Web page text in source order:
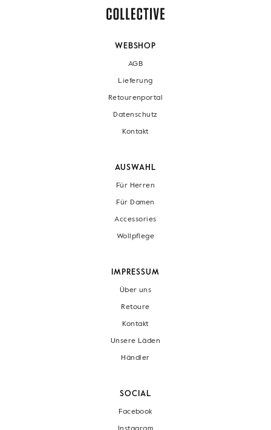
WEBSHOP
AGB
Lieferung
Retourenportal
Datenschutz
Kontakt
AUSWAHL
Für Herren
Für Damen
Accessories
Wollpflege
IMPRESSUM
Über uns
Retoure
Kontakt
Unsere Läden
Händler
SOCIAL
Facebook